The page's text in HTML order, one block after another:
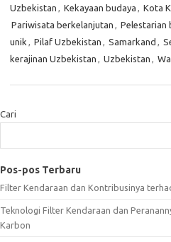
Uzbekistan , Kekayaan budaya , Kota
Pariwisata berkelanjutan , Pelestarian
unik , Pilaf Uzbekistan , Samarkand ,
kerajinan Uzbekistan , Uzbekistan ,
Cari
Pos-pos Terbaru
Filter Kendaraan dan Kontribusinya
Teknologi Filter Kendaraan dan
Karbon